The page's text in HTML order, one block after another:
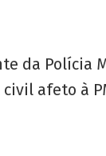
da
afeto à